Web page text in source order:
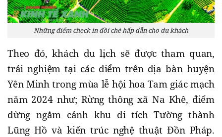
Những điểm check in đồi chè hấp dẫn cho du khách
Theo đó, khách du lịch sẽ được tham quan,
trải nghiệm tại các điểm trên địa bàn huyện
Yên Minh trong mùa lễ hội hoa Tam giác mạch
năm 2024 như; Rừng thông xã Na Khê, điểm
dừng ngắm cảnh khu di tích Tường thành
Lũng Hồ và kiến trúc nghệ thuật Đồn Pháp.